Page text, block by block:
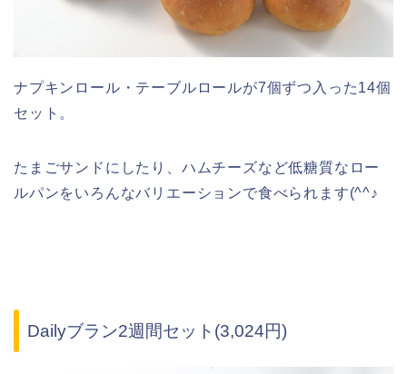
ナプキンロール・テーブルロールが7個ずつ入った14個
セット。
たまごサンドにしたり、ハムチーズなど低糖質なロー
ルパンをいろんなバリエーションで食べられます(^^♪
Dailyブラン2週間セット(3,024円)